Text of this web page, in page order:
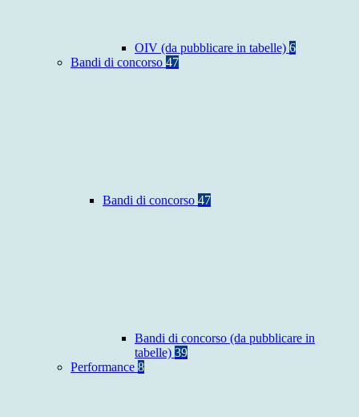
OIV (da pubblicare in tabelle) 6
Bandi di concorso 47
Bandi di concorso 47
Bandi di concorso (da pubblicare in
tabelle) 39
Performance 8